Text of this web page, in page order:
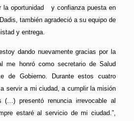
la oportunidad
y confianza puesta en
también agradeció a su equipo de
y entrega.
dando nuevamente gracias por la
me honró como secretario de Salud
de Gobierno. Durante estos cuatro
servir a mi ciudad, a cumplir la misión
presentó renuncia irrevocable al
estaré al servicio de mi ciudad.”,